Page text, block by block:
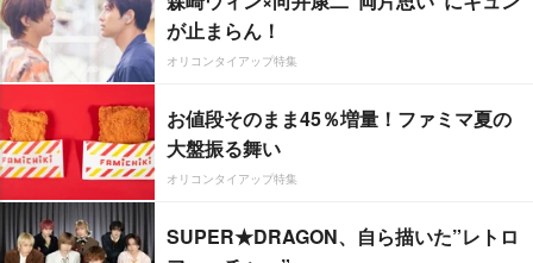
が止まらん！
オリコンタイアップ特集
お値段そのまま45％増量！ファミマ夏の
大盤振る舞い
オリコンタイアップ特集
SUPER★DRAGON、自ら描いた”レトロ